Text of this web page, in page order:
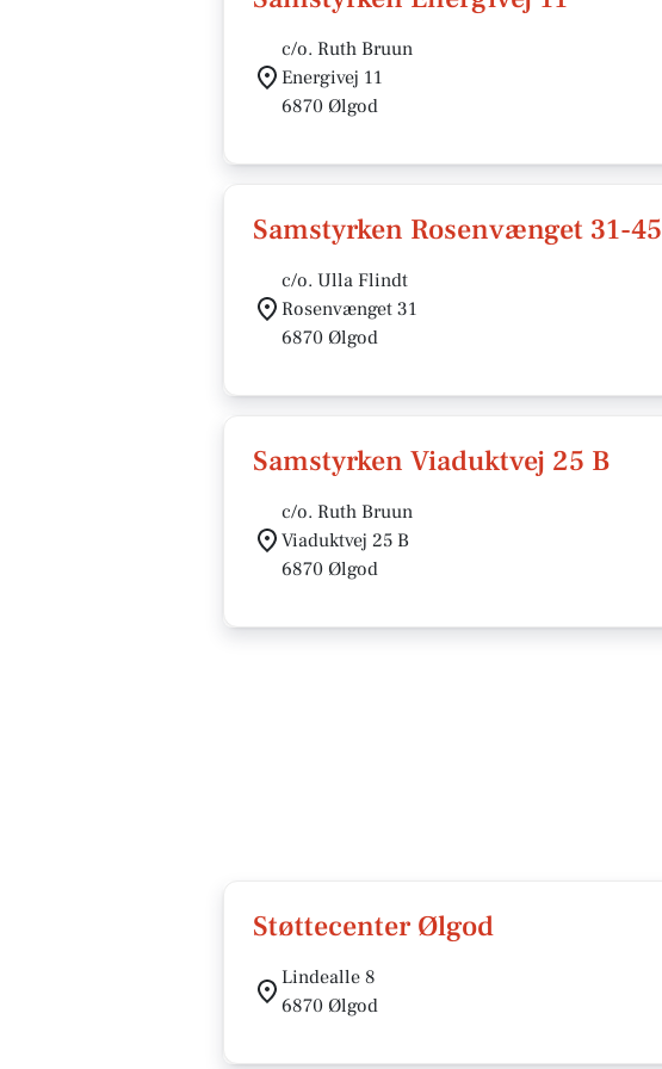
c/o. Ruth Bruun
Energivej 11
6870 Ølgod
Samstyrken Rosenvænget 31-45
c/o. Ulla Flindt
Rosenvænget 31
6870 Ølgod
Samstyrken Viaduktvej 25 B
c/o. Ruth Bruun
Viaduktvej 25 B
6870 Ølgod
Støttecenter Ølgod
Lindealle 8
6870 Ølgod